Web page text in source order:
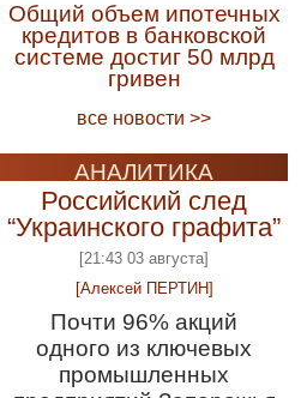
Общий объем ипотечных
кредитов в банковской
системе достиг 50 млрд
гривен
все новости >>
АНАЛИТИКА
Российский след
“Украинского графита”
[21:43 03 августа]
[Алексей ПЕРТИН]
Почти 96% акций
одного из ключевых
промышленных